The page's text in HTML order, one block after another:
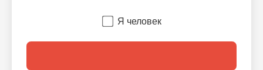
Я человек